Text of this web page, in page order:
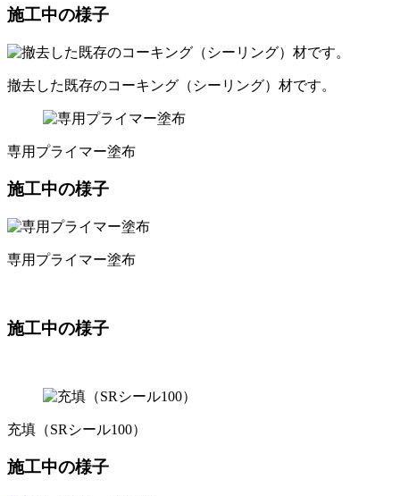
施工中の様子
撤去した既存のコーキング（シーリング）材です。
専用プライマー塗布
施工中の様子
専用プライマー塗布
施工中の様子
充填（SRシール100）
施工中の様子